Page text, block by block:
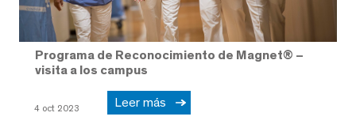
Programa de Reconocimiento de Magnet® –
visita a los campus
4 oct 2023 Leer más